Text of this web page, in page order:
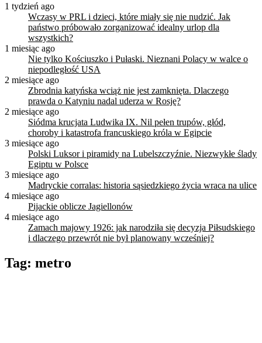
1 tydzień ago
Wczasy w PRL i dzieci, które miały się nie nudzić. Jak
państwo próbowało zorganizować idealny urlop dla
wszystkich?
1 miesiąc ago
Nie tylko Kościuszko i Pułaski. Nieznani Polacy w walce o
niepodległość USA
2 miesiące ago
Zbrodnia katyńska wciąż nie jest zamknięta. Dlaczego
prawda o Katyniu nadal uderza w Rosję?
2 miesiące ago
Siódma krucjata Ludwika IX. Nil pełen trupów, głód,
choroby i katastrofa francuskiego króla w Egipcie
3 miesiące ago
Polski Luksor i piramidy na Lubelszczyźnie. Niezwykłe ślady
Egiptu w Polsce
3 miesiące ago
Madryckie corralas: historia sąsiedzkiego życia wraca na ulice
4 miesiące ago
Pijackie oblicze Jagiellonów
4 miesiące ago
Zamach majowy 1926: jak narodziła się decyzja Piłsudskiego
i dlaczego przewrót nie był planowany wcześniej?
Tag: metro